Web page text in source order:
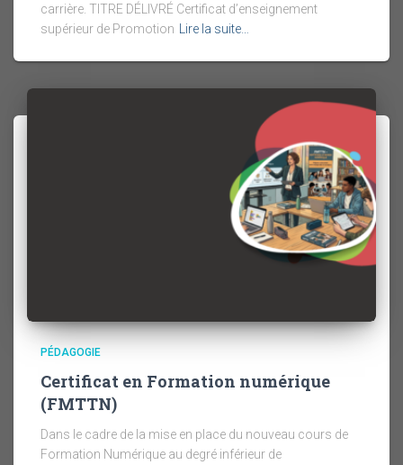
carrière. TITRE DÉLIVRÉ Certificat d’enseignement
supérieur de Promotion
Lire la suite…
PÉDAGOGIE
Certificat en Formation numérique
(FMTTN)
Dans le cadre de la mise en place du nouveau cours de
Formation Numérique au degré inférieur de